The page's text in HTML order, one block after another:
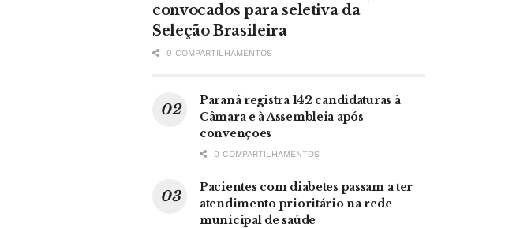
convocados para seletiva da
Seleção Brasileira
0 COMPARTILHAMENTOS
Paraná registra 142 candidaturas à
Câmara e à Assembleia após
convenções
0 COMPARTILHAMENTOS
Pacientes com diabetes passam a ter
atendimento prioritário na rede
municipal de saúde